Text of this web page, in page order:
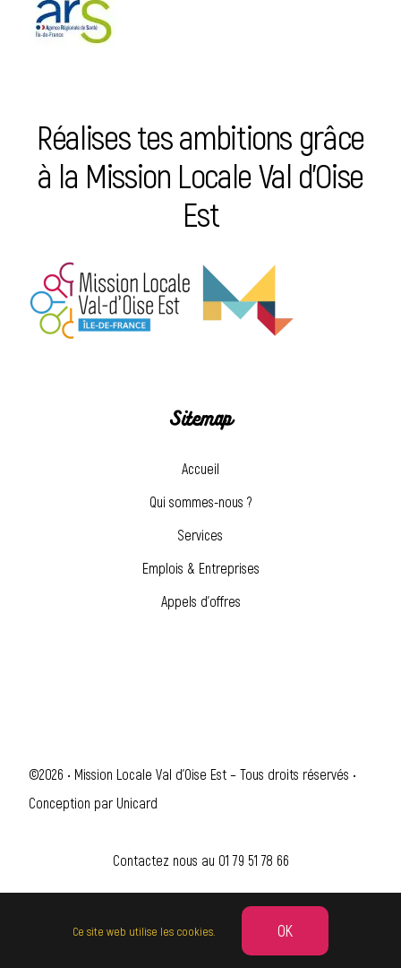
Réalises tes ambitions grâce
à la Mission Locale Val d’Oise
Est
Sitemap
Accueil
Qui sommes-nous ?
Services
Emplois & Entreprises
Appels d’offres
©2026 • Mission Locale Val d'Oise Est – Tous droits réservés •
Conception par Unicard
Contactez nous au 01 79 51 78 66
Ce site web utilise les cookies. OK